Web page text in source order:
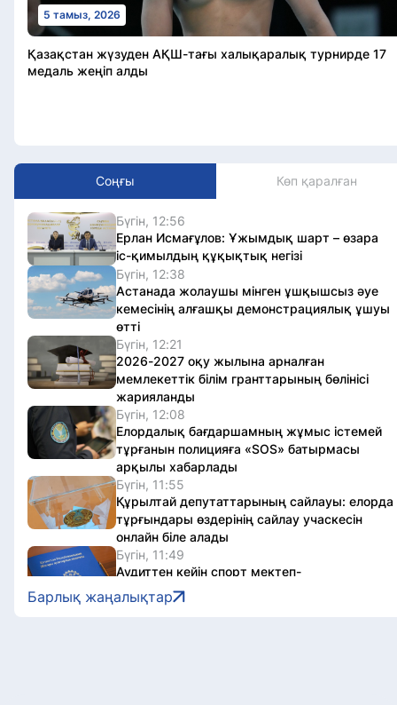
5 тамыз, 2026
Қазақстан жүзуден АҚШ-тағы халықаралық турнирде 17
медаль жеңіп алды
Соңғы Көп қаралған
Бүгін, 12:56
Ерлан Исмағұлов: Ұжымдық шарт – өзара
іс-қимылдың құқықтық негізі
Бүгін, 12:38
Астанада жолаушы мінген ұшқышсыз әуе
кемесінің алғашқы демонстрациялық ұшуы
өтті
Бүгін, 12:21
2026-2027 оқу жылына арналған
мемлекеттік білім гранттарының бөлінісі
жарияланды
Бүгін, 12:08
Елордалық бағдаршамның жұмыс істемей
тұрғанын полицияға «SOS» батырмасы
арқылы хабарлады
Бүгін, 11:55
Құрылтай депутаттарының сайлауы: елорда
тұрғындары өздерінің сайлау учаскесін
онлайн біле алады
Бүгін, 11:49
Аудиттен кейін спорт мектеп-
интернаттарында бірыңғай материалдық
қамтамасыз ету нормалары енгізілді
Барлық жаңалықтар